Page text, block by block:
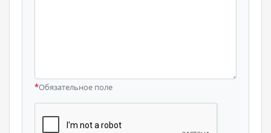
*Обязательное поле